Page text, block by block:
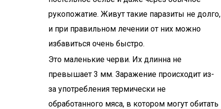
рукопожатие. Живут такие паразиты не долго,
и при правильном лечении от них можно
избавиться очень быстро.
Это маленькие черви. Их длинна не
превышает 3 мм. Заражение происходит из-
за употребления термически не
обработанного мяса, в котором могут обитать